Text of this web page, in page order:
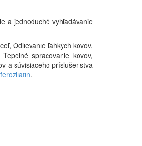
a jednoduché vyhľadávanie
Odlievanie ľahkých kovov,
spracovanie kovov,
a súvisiaceho príslušenstva
.